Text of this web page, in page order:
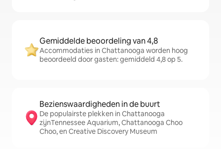
Gemiddelde beoordeling van 4,8
Accommodaties in Chattanooga worden hoog
beoordeeld door gasten: gemiddeld 4,8 op 5.
Bezienswaardigheden in de buurt
De populairste plekken in Chattanooga
zijnTennessee Aquarium, Chattanooga Choo
Choo, en Creative Discovery Museum